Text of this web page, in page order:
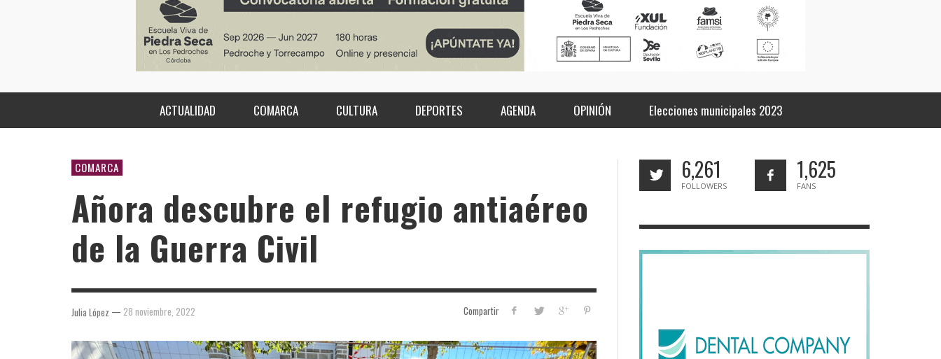
ACTUALIDAD COMARCA CULTURA DEPORTES AGENDA OPINIÓN Elecciones municipales 2023
COMARCA
Añora descubre el refugio antiaéreo
de la Guerra Civil
Compartir
Julia López — 28 noviembre, 2022
6,261
FOLLOWERS
1,625
FANS